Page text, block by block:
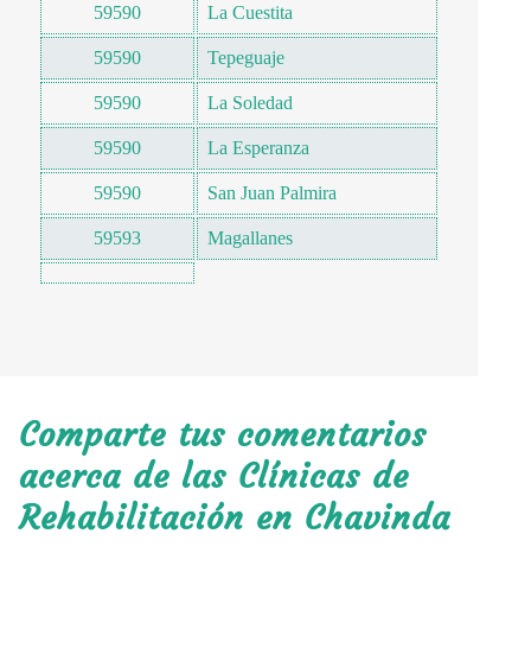
59590 La Cuestita
59590 Tepeguaje
59590 La Soledad
59590 La Esperanza
59590 San Juan Palmira
59593 Magallanes
Comparte tus comentarios
acerca de las Clínicas de
Rehabilitación en Chavinda